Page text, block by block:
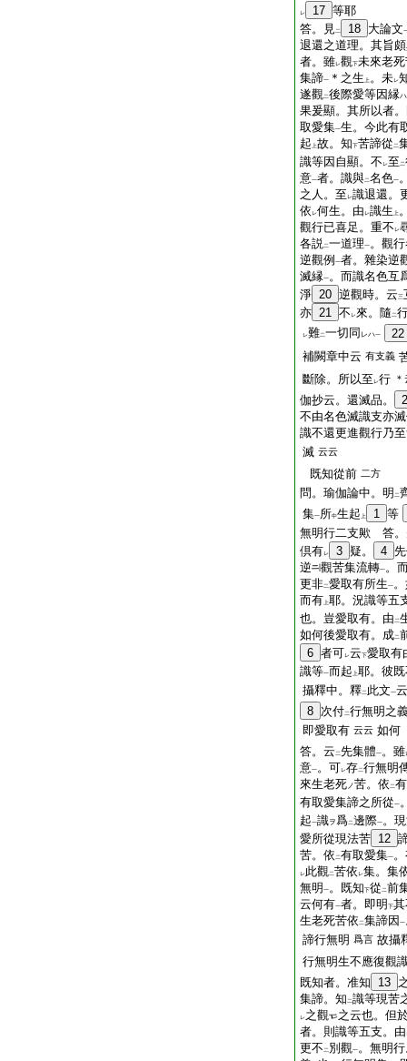
レ 17 等耶
答。見二 18 大論文
退還之道理。其旨
者。雖レ觀下未來老
集諦一 ＊之生 上 。未レ
遂觀二後際愛等因縁ハ
果爰顯。其所以者
取愛集一生。今此有
起
上故。知下苦諦從 二
識等因自顯。不 レ至 二
意一者。識與二名色一
之人。至 レ識退還。
依 レ何生。由 レ識生 上
觀行已喜足。重不 レ
各説二一道理一。觀
逆觀例 一者。雜染逆
滅縁一。而識名色互
淨 20 逆觀時。云三
亦 21 不 レ來。隨 二
レ難二一切同 レハ一
22
補闕章中云 有支義
斷除。所以至 レ行
伽抄云。還滅品。
不由名色滅識支亦
識不還更進觀行乃
滅 云云
既知從前 二方
問。瑜伽論中。明 二
集一所中生起 上 1 等
無明行二支歟 答。
倶有レ 3 疑。 4
逆
觀苦集流轉一。
更非二愛取有所生一
而有 上耶。況識等五
也。豈愛取有。由 二
如何後愛取有。成二
6 者可レ云下愛取有
識等一而起 上耶。彼
攝釋中。釋二 此文一
8 次付二行無明之
即愛取有 云云 如何
答。云 二先集體一。雖
意一。可レ存二行無明
來生老死ノ苦。依 二
有取愛集諦之所從一
起一識ヲ爲二邊際一。
愛所從現法苦 12
苦。依 二有取愛集一
レ此觀二苦依 レ集。集
無明 一。既知下從 二前
云何有一者。即明 下
生老死苦依 二集諦因 一
諦行無明 爲言 故攝
行無明生不應復觀
既知者。准知
13
集諦。知 二識等現苦
レ之觀
之云也。但
者。則識等五支。由
更不 二 別觀一。無明